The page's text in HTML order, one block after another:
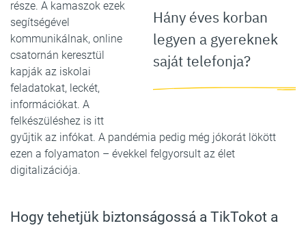
Hány éves korban
legyen a gyereknek
saját telefonja?
része. A kamaszok ezek
segítségével
kommunikálnak, online
csatornán keresztül
kapják az iskolai
feladatokat, leckét,
információkat. A
felkészüléshez is itt
gyűjtik az infókat. A pandémia pedig még jókorát lökött
ezen a folyamaton – évekkel felgyorsult az élet
digitalizációja.
Hogy tehetjük biztonságossá a TikTokot a